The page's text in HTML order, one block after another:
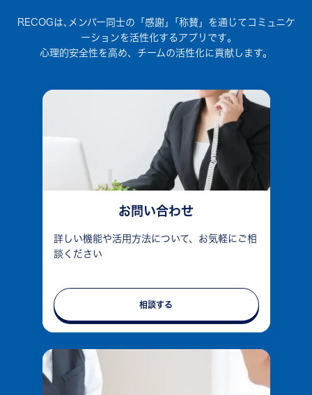
RECOGは､メンバー同士の「感謝」｢称賛」を通じてコミュニケ
ーションを活性化するアプリです｡
心理的安全性を高め、チームの活性化に貢献します。
お問い合わせ
詳しい機能や活用方法について、お気軽にご相
談ください
相談する